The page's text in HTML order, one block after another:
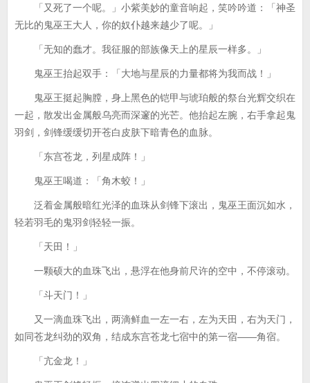
「又死了一个呢。」小紫美妙的童音响起，笑吟吟道：「神圣
无比的鬼巫王大人，你的奴仆越来越少了呢。」
「无知的蠢才。我征服的部族像天上的星辰一样多。」
鬼巫王抬起双手：「大地与星辰的力量都将为我而战！」
鬼巫王挺起胸膛，身上黑色的铠甲与琥珀般的祭台光辉交织在
一起，散发出金属般乌亮而深邃的光芒。他抬起左腕，右手拿起鬼
羽剑，剑锋缓缓切开苍白皮肤下暗青色的血脉。
「东宫苍龙，列星成阵！」
鬼巫王喝道：「角木蛟！」
泛着金属般暗红光泽的血珠从剑锋下滚出，鬼巫王面沉如水，
轻若羽毛的鬼羽剑轻轻一振。
「天田！」
一颗硕大的血珠飞出，悬浮在他身前尺许的空中，不停滚动。
「斗天门！」
又一滴血珠飞出，两滴鲜血一左一右，左为天田，右为天门，
如同苍龙纠劲的双角，结成东宫苍龙七宿中的第一宿——角宿。
「亢金龙！」